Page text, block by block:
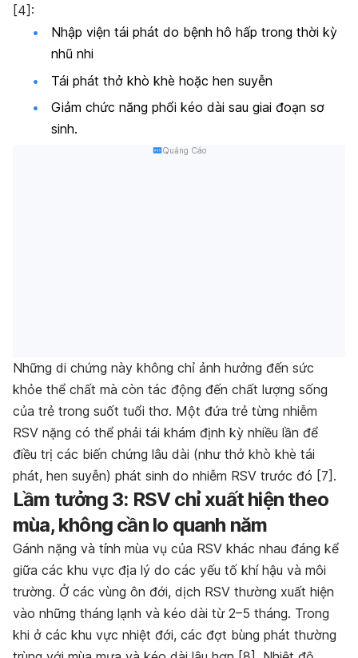
[4]:
Nhập viện tái phát do bệnh hô hấp trong thời kỳ
nhũ nhi
Tái phát thở khò khè hoặc hen suyễn
Giảm chức năng phổi kéo dài sau giai đoạn sơ
sinh.
Quảng Cáo
Những di chứng này không chỉ ảnh hưởng đến sức
khỏe thể chất mà còn tác động đến chất lượng sống
của trẻ trong suốt tuổi thơ. Một đứa trẻ từng nhiễm
RSV nặng có thể phải tái khám định kỳ nhiều lần để
điều trị các biến chứng lâu dài (như thở khò khè tái
phát, hen suyễn) phát sinh do nhiễm RSV trước đó [7].
Lầm tưởng 3: RSV chỉ xuất hiện theo
mùa, không cần lo quanh năm
Gánh nặng và tính mùa vụ của RSV khác nhau đáng kể
giữa các khu vực địa lý do các yếu tố khí hậu và môi
trường. Ở các vùng ôn đới, dịch RSV thường xuất hiện
vào những tháng lạnh và kéo dài từ 2–5 tháng. Trong
khi ở các khu vực nhiệt đới, các đợt bùng phát thường